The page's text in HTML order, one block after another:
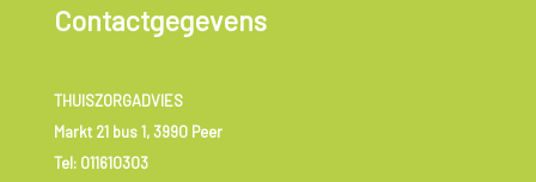
Contactgegevens
THUISZORGADVIES
Markt 21 bus 1, 3990 Peer
Tel: 011610303